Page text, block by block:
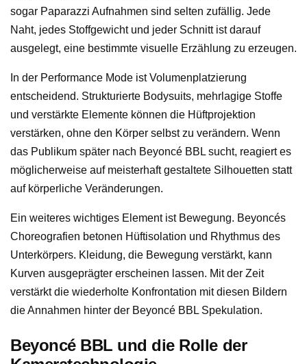
sogar Paparazzi Aufnahmen sind selten zufällig. Jede
Naht, jedes Stoffgewicht und jeder Schnitt ist darauf
ausgelegt, eine bestimmte visuelle Erzählung zu erzeugen.
In der Performance Mode ist Volumenplatzierung
entscheidend. Strukturierte Bodysuits, mehrlagige Stoffe
und verstärkte Elemente können die Hüftprojektion
verstärken, ohne den Körper selbst zu verändern. Wenn
das Publikum später nach Beyoncé BBL sucht, reagiert es
möglicherweise auf meisterhaft gestaltete Silhouetten statt
auf körperliche Veränderungen.
Ein weiteres wichtiges Element ist Bewegung. Beyoncés
Choreografien betonen Hüftisolation und Rhythmus des
Unterkörpers. Kleidung, die Bewegung verstärkt, kann
Kurven ausgeprägter erscheinen lassen. Mit der Zeit
verstärkt die wiederholte Konfrontation mit diesen Bildern
die Annahmen hinter der Beyoncé BBL Spekulation.
Beyoncé BBL und die Rolle der